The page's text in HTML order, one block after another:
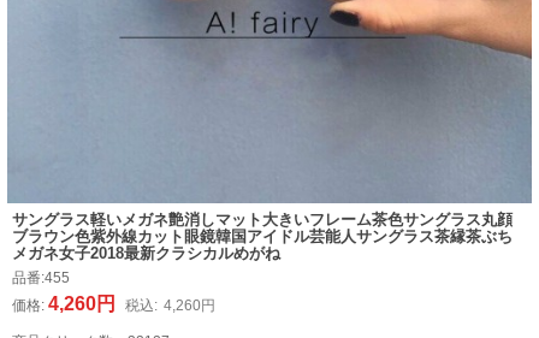
サングラス軽いメガネ艶消しマット大きいフレーム茶色サングラス丸顔
ブラウン色紫外線カット眼鏡韓国アイドル芸能人サングラス茶縁茶ぶち
メガネ女子2018最新クラシカルめがね
品番:455
価格: 4,260円 税込: 4,260円